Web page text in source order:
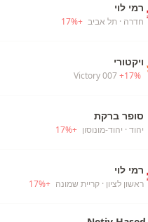
רמי לוי
חדרה · תל אביב +
17%
ויקטורי
Victory 007+17%
סופר ברקת
יהוד · יהוד-מונוסון +
17%
רמי לוי
ראשון לציון · קריית שמונה +
17%